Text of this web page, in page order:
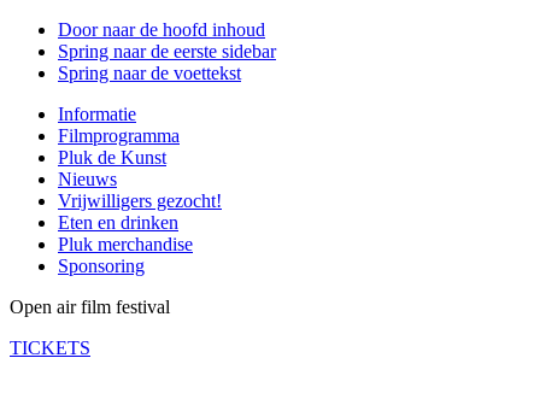
Door naar de hoofd inhoud
Spring naar de eerste sidebar
Spring naar de voettekst
Informatie
Filmprogramma
Pluk de Kunst
Nieuws
Vrijwilligers gezocht!
Eten en drinken
Pluk merchandise
Sponsoring
Open air film festival
TICKETS